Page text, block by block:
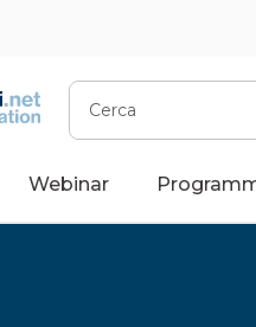
Cerca
Webinar